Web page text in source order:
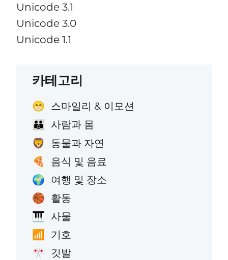
Unicode 3.1
Unicode 3.0
Unicode 1.1
카테고리
😁 스마일리 & 이모션
👪 사람과 몸
🦁 동물과 자연
🍕 음식 및 음료
🌍 여행 및 장소
🏀 활동
🎹 사물
📶 기호
🎌 깃발